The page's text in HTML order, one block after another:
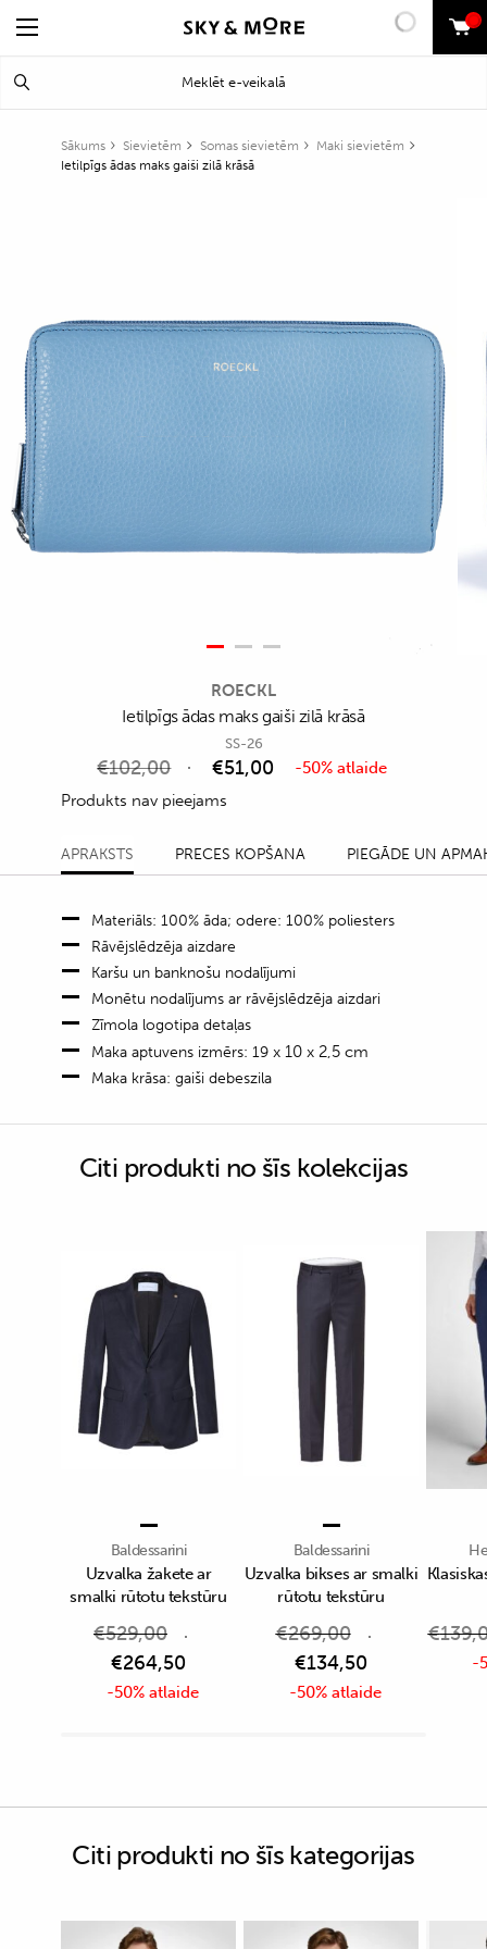
0
Sākums Sievietēm Somas sievietēm
Maki sievietēm
Ietilpīgs ādas maks gaiši zilā krāsā
ROECKL
Ietilpīgs ādas maks gaiši zilā krāsā
SS-26
€102,00 €51,00
-50% atlaide
Produkts nav pieejams
APRAKSTS PRECES KOPŠANA PIEGĀDE UN
Materiāls: 100% āda; odere: 100% poliesters
Rāvējslēdzēja aizdare
Karšu un banknošu nodalījumi
Monētu nodalījums ar rāvējslēdzēja aizdari
Zīmola logotipa detaļas
Maka aptuvens izmērs: 19 x 10 x 2,5 cm
Maka krāsa: gaiši debeszila
Citi produkti no šīs kolekcijas
Baldessarini
Uzvalka žakete ar
smalki rūtotu tekstūru
€529,00
€264,50
-50% atlaide
Baldessarini
Uzvalka bikses ar smalki
rūtotu tekstūru
€269,00
€134,50
-50% atlaide
€
-
Citi produkti no šīs kategorijas